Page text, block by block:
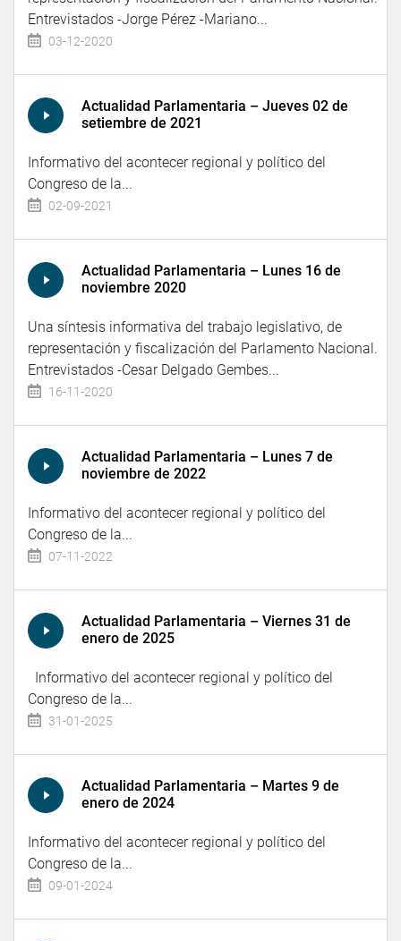
Entrevistados -Jorge Pérez -Mariano...
03-12-2020
Actualidad Parlamentaria – Jueves 02 de
setiembre de 2021
Informativo del acontecer regional y político del
Congreso de la...
02-09-2021
Actualidad Parlamentaria – Lunes 16 de
noviembre 2020
Una síntesis informativa del trabajo legislativo, de
representación y fiscalización del Parlamento Nacional.
Entrevistados -Cesar Delgado Gembes...
16-11-2020
Actualidad Parlamentaria – Lunes 7 de
noviembre de 2022
Informativo del acontecer regional y político del
Congreso de la...
07-11-2022
Actualidad Parlamentaria – Viernes 31 de
enero de 2025
Informativo del acontecer regional y político del
Congreso de la...
31-01-2025
Actualidad Parlamentaria – Martes 9 de
enero de 2024
Informativo del acontecer regional y político del
Congreso de la...
09-01-2024